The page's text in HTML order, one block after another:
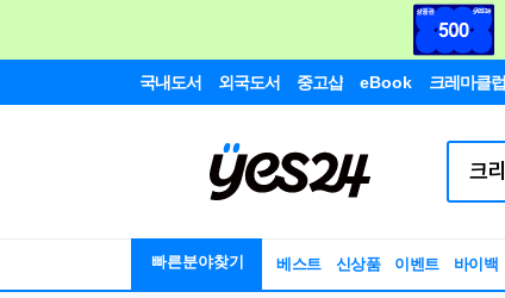
국내도서 외국도서 중고샵 eBook 크레마클럽
빠른분야찾기 베스트 신상품 이벤트 바이백